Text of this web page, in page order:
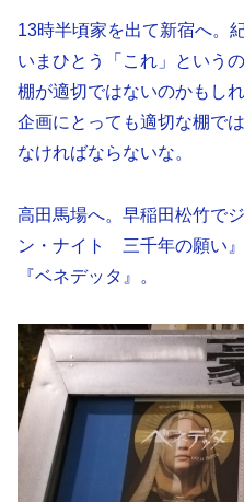
13時半頃家を出て新宿へ。
いまひとう「これ」という
棚が適切ではないのかもし
企画にとっても適切な棚で
なければならないな。
高田馬場へ。早稲田松竹で
ン・ナイト 三千年の願い
『ベネデッタ』。